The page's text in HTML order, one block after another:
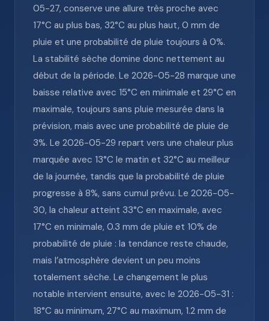
05-27, conserve une allure très proche avec
17°C au plus bas, 32°C au plus haut, 0 mm de
pluie et une probabilité de pluie toujours à 0%.
La stabilité sèche domine donc nettement au
début de la période. Le 2026-05-28 marque une
baisse relative avec 15°C en minimale et 29°C en
maximale, toujours sans pluie mesurée dans la
prévision, mais avec une probabilité de pluie de
3%. Le 2026-05-29 repart vers une chaleur plus
marquée avec 13°C le matin et 32°C au meilleur
de la journée, tandis que la probabilité de pluie
progresse à 8%, sans cumul prévu. Le 2026-05-
30, la chaleur atteint 33°C en maximale, avec
17°C en minimale, 0.3 mm de pluie et 10% de
probabilité de pluie : la tendance reste chaude,
mais l’atmosphère devient un peu moins
totalement sèche. Le changement le plus
notable intervient ensuite, avec le 2026-05-31 :
18°C au minimum, 27°C au maximum, 1.2 mm de